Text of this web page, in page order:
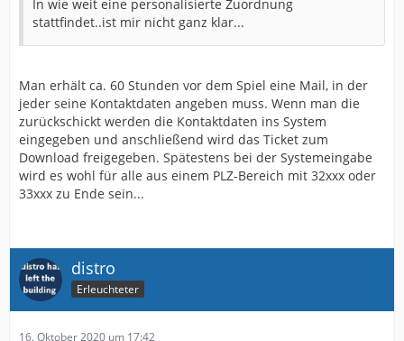
In wie weit eine personalisierte Zuordnung
stattfindet..ist mir nicht ganz klar...
Man erhält ca. 60 Stunden vor dem Spiel eine Mail, in der
jeder seine Kontaktdaten angeben muss. Wenn man die
zurückschickt werden die Kontaktdaten ins System
eingegeben und anschließend wird das Ticket zum
Download freigegeben. Spätestens bei der Systemeingabe
wird es wohl für alle aus einem PLZ-Bereich mit 32xxx oder
33xxx zu Ende sein...
distro
Erleuchteter
16. Oktober 2020 um 17:42